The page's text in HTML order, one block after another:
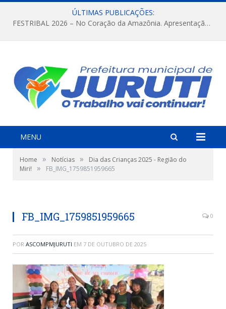
ÚLTIMAS PUBLICAÇÕES:
FESTRIBAL 2026 – No Coração da Amazônia. Apresentação da Munduruku.
MENU
Home » Notícias »
Dia das Crianças 2025 - Região do
Miri!
» FB_IMG_1759851959665
FB_IMG_1759851959665 0
POR ASCOMPMJURUTI EM 7 DE OUTUBRO DE 2025